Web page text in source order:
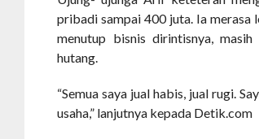
pribadi sampai 400 juta. Ia merasa
menutup bisnis dirintisnya,
hutang.
“Semua saya jual habis, jual rugi.
usaha,” lanjutnya kepada Detik.com